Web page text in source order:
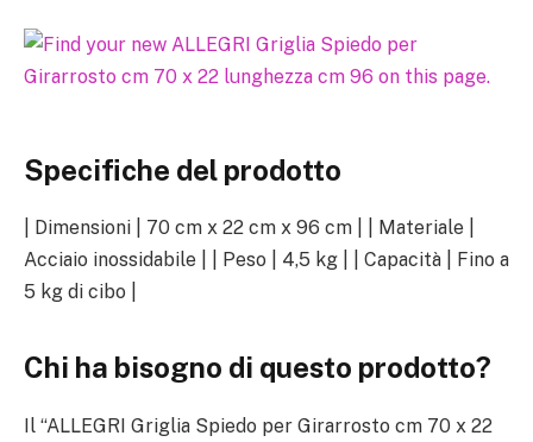
Specifiche del prodotto
| Dimensioni | 70 cm x 22 cm x 96 cm | | Materiale |
Acciaio inossidabile | | Peso | 4,5 kg | | Capacità | Fino a
5 kg di cibo |
Chi ha bisogno di questo prodotto?
Il “ALLEGRI Griglia Spiedo per Girarrosto cm 70 x 22